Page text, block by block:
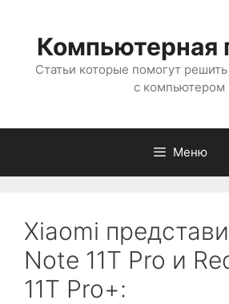
содержимому
Компьютерная
Статьи которые помогут
с компьютером
Меню
Xiaomi
Note 11T Pro и
11T Pro+: